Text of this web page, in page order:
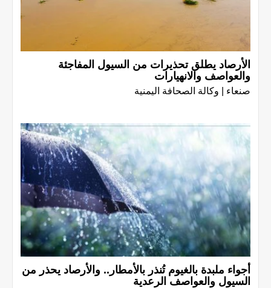
الأرصاد يطلق تحذيرات من السيول المفاجئة
والعواصف والانهيارات
صنعاء | وكالة الصحافة اليمنية
أجواء ملبدة بالغيوم تُنذر بالأمطار.. والأرصاد يحذر من
السيول والعواصف الرعدية